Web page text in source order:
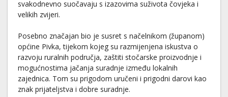
svakodnevno suočavaju s izazovima suživota čovjeka i
velikih zvijeri.
Posebno značajan bio je susret s načelnikom (županom)
općine Pivka, tijekom kojeg su razmijenjena iskustva o
razvoju ruralnih područja, zaštiti stočarske proizvodnje i
mogućnostima jačanja suradnje između lokalnih
zajednica. Tom su prigodom uručeni i prigodni darovi kao
znak prijateljstva i dobre suradnje.